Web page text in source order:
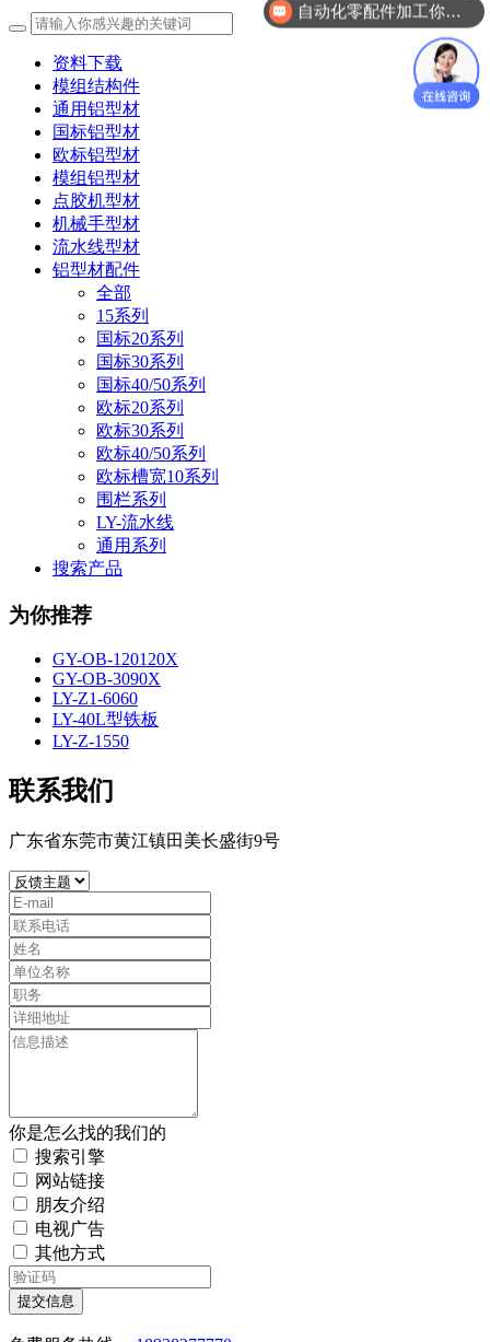
资料下载
模组结构件
通用铝型材
国标铝型材
欧标铝型材
模组铝型材
点胶机型材
机械手型材
流水线型材
铝型材配件
全部
15系列
国标20系列
国标30系列
国标40/50系列
欧标20系列
欧标30系列
欧标40/50系列
欧标槽宽10系列
围栏系列
LY-流水线
通用系列
搜索产品
为你推荐
GY-OB-120120X
GY-OB-3090X
LY-Z1-6060
LY-40L型铁板
LY-Z-1550
联系我们
广东省东莞市黄江镇田美长盛街9号
你是怎么找的我们的
搜索引擎
网站链接
朋友介绍
电视广告
其他方式
提交信息
自动化零配件加工你们做吗？